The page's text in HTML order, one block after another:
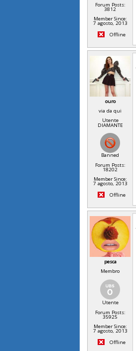
Forum Posts:
3812
Member Since:
7 agosto, 2013
Offline
ouro
via da qui
Utente
DIAMANTE
Banned
Forum Posts:
18202
Member Since:
7 agosto, 2013
Offline
pesca
Membro
Utente
Forum Posts:
35925
Member Since:
7 agosto, 2013
Offline